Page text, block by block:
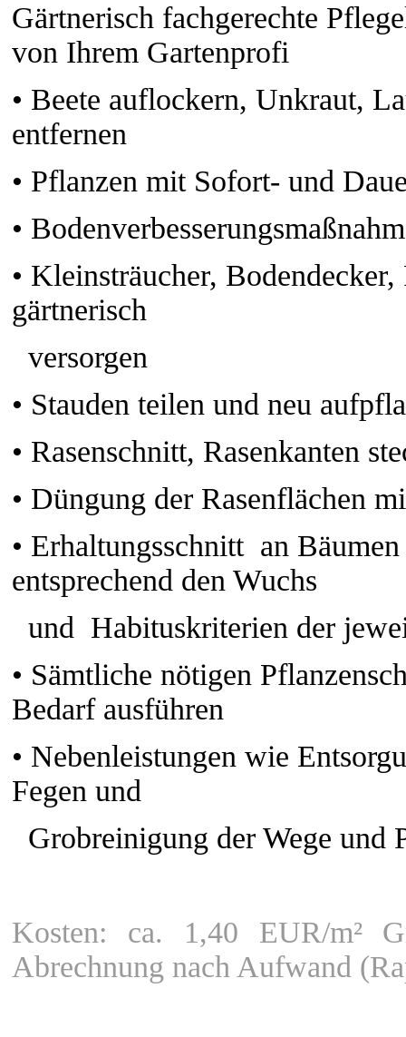
Gärtnerisch fachgerechte
von Ihrem Gartenprofi
• Beete auflockern, Unkraut,
entfernen
• Pflanzen mit Sofort- und
•
• Kleinsträucher,
gärtnerisch
versorgen
• Stauden teilen und neu
• Rasenschnitt, Rasenkanten
• Düngung der Rasenflächen
• Erhaltungsschnitt an
entsprechend den Wuchs
und Habituskriterien der
• Sämtliche nötigen
Bedarf ausführen
• Nebenleistungen wie
Fegen und
Grobreinigung der Wege und
Kosten: ca. 1,40 EUR/m²
Abrechnung nach Aufwand